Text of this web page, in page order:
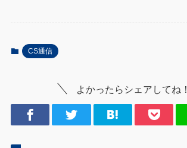
CS通信
よかったらシェアしてね！